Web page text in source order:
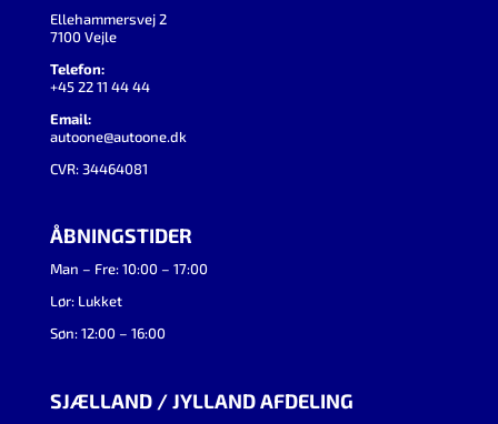
Ellehammersvej 2
7100 Vejle
Telefon:
+45 22 11 44 44
Email:
autoone@autoone.dk
CVR: 34464081
ÅBNINGSTIDER
Man – Fre: 10:00 – 17:00
Lør: Lukket
Søn: 12:00 – 16:00
SJÆLLAND / JYLLAND AFDELING